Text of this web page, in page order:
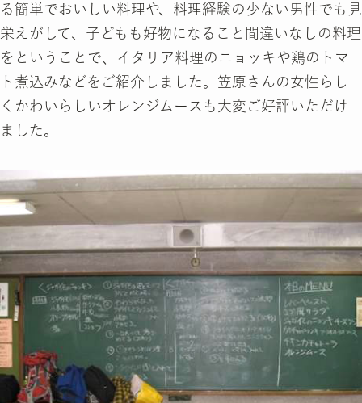
る簡単でおいしい料理や、料理経験の少ない男性でも見
栄えがして、子どもも好物になること間違いなしの料理
をということで、イタリア料理のニョッキや鶏のトマ
ト煮込みなどをご紹介しました。笠原さんの女性らし
くかわいらしいオレンジムースも大変ご好評いただけ
ました。